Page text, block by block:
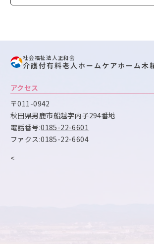
社会福祉法人正和会
介護付有料老人ホームケアホーム木
アクセス
〒011-0942
秋田県男鹿市船越字内子294番地
電話番号:0185-22-6601
ファクス:0185-22-6604
<